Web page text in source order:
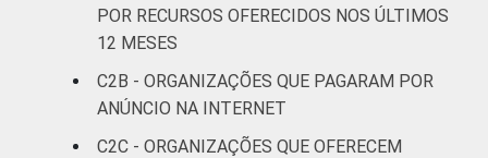
Desenvolvimento
direitos
Religião
POR RECURSOS OFERECIDOS NOS ÚLTIMOS
12 MESES
C2B - ORGANIZAÇÕES QUE PAGARAM POR
ANÚNCIO NA INTERNET
C2C - ORGANIZAÇÕES QUE OFERECEM